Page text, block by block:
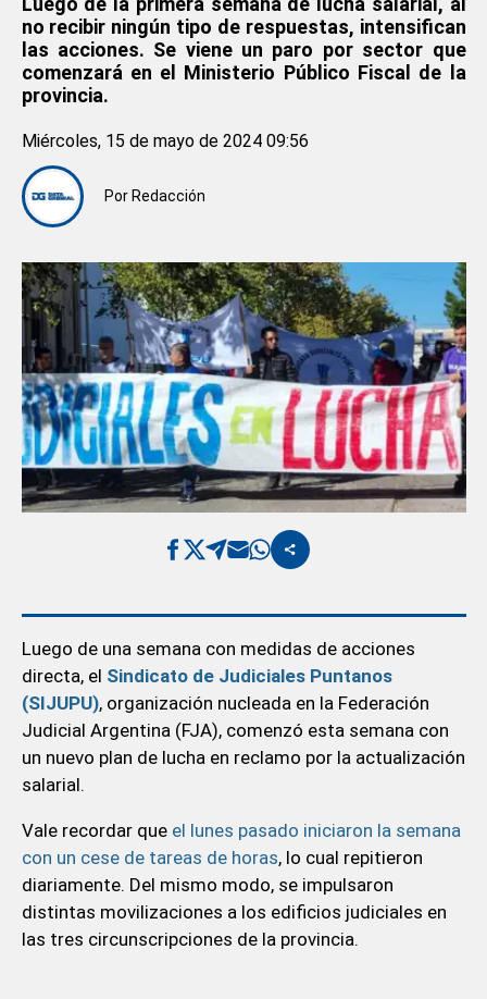
no recibir ningún tipo de respuestas, intensifican
las acciones. Se viene un paro por sector que
comenzará en el Ministerio Público Fiscal de la
provincia.
Por Redacción
Miércoles, 15 de mayo de 2024 09:56
Luego de una semana con medidas de acciones
directa, el Sindicato de Judiciales Puntanos
(SIJUPU), organización nucleada en la Federación
Judicial Argentina (FJA), comenzó esta semana con
un nuevo plan de lucha en reclamo por la actualización
salarial.
Vale recordar que el lunes pasado iniciaron la semana
con un cese de tareas de horas, lo cual repitieron
diariamente. Del mismo modo, se impulsaron
distintas movilizaciones a los edificios judiciales en
las tres circunscripciones de la provincia.